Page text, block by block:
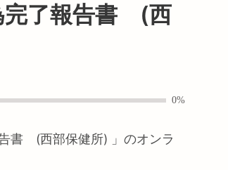
完了報告書 (西
0%
書 (西部保健所) 」のオンラ